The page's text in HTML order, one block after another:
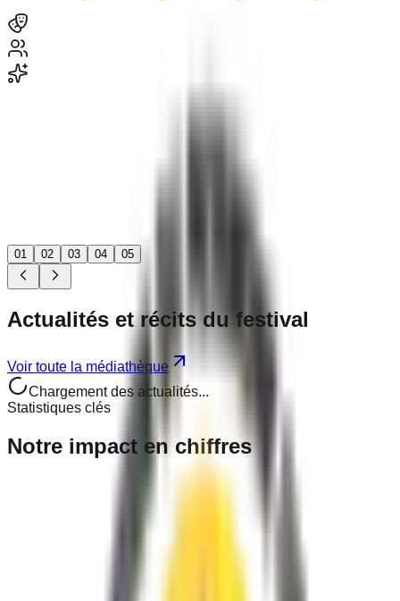
01 02 03 04 05
Actualités et récits du festival
Voir toute la médiathèque
Chargement des actualités...
Statistiques clés
Notre impact en chiffres